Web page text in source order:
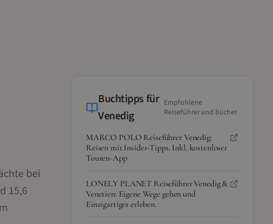
bei
15,6
Buchtipps für
Venedig
Empfohlene
Reiseführer und Bücher
MARCO POLO Reiseführer Venedig:
Reisen mit Insider-Tipps. Inkl. kostenloser
Touren-App
LONELY PLANET Reiseführer Venedig &
Venetien: Eigene Wege gehen und
Einzigartiges erleben.